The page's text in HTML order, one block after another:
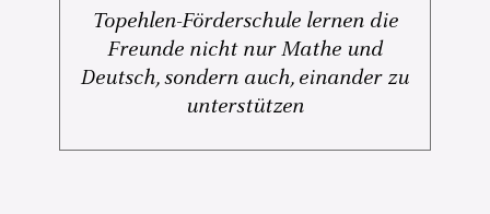
Topehlen-Förderschule lernen die
Freunde nicht nur Mathe und
Deutsch, sondern auch, einander zu
unterstützen